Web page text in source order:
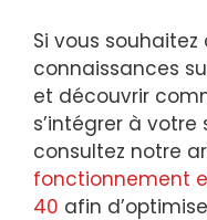
Si vous
connaissances
et découvrir
s’intégrer à
consultez notre
fonctionnement
40 afin